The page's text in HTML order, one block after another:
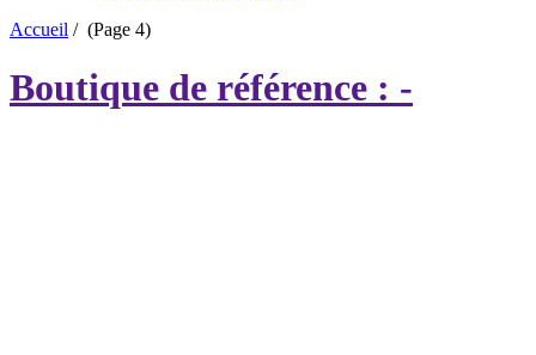
Accueil / (Page 4)
Boutique de référence : -